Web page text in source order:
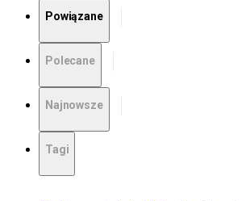
Powiązane
Polecane
Najnowsze
Tagi